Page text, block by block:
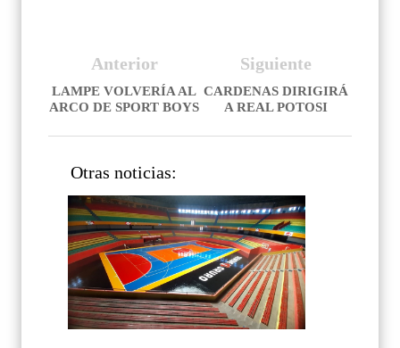
Siguiente
CARDENAS DIRIGIRÁ
A REAL POTOSI
Anterior
LAMPE VOLVERÍA AL
ARCO DE SPORT BOYS
Otras noticias: